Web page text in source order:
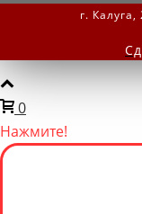
г.
0
Нажмите!